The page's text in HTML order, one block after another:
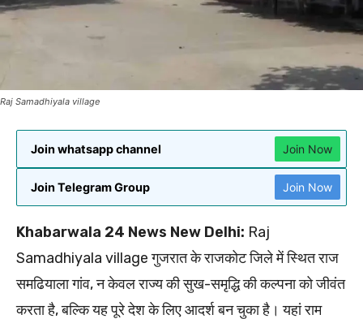
Raj Samadhiyala village
Join whatsapp channel Join Now
Join Telegram Group Join Now
Khabarwala 24 News New Delhi: Raj
Samadhiyala village गुजरात के राजकोट जिले में स्थित राज
समढियाला गांव, न केवल राज्य की सुख-समृद्धि की कल्पना को जीवंत
करता है, बल्कि यह पूरे देश के लिए आदर्श बन चुका है। यहां राम